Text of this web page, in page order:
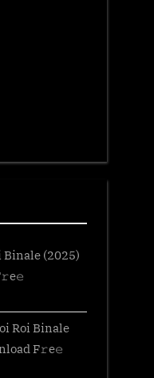
Binale (2025)
Roi Binale
F𝚛e𝚎